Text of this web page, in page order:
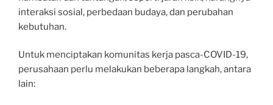
interaksi sosial, perbedaan budaya, dan perubahan
kebutuhan.
Untuk menciptakan komunitas kerja pasca-COVID-19,
perusahaan perlu melakukan beberapa langkah, antara
lain: